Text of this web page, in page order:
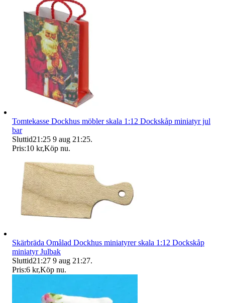
Tomtekasse Dockhus möbler skala 1:12 Dockskåp miniatyr jul
bar
Sluttid21:25 9 aug 21:25.
Pris:10 kr,Köp nu.
Skärbräda Omålad Dockhus miniatyrer skala 1:12 Dockskåp
miniatyr Julbak
Sluttid21:27 9 aug 21:27.
Pris:6 kr,Köp nu.